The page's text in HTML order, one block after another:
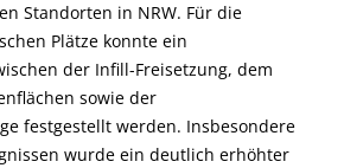
Standorten in NRW. Für die
Plätze konnte ein
der Infill-Freisetzung, dem
sowie der
festgestellt werden. Insbesondere
wurde ein deutlich erhöhter